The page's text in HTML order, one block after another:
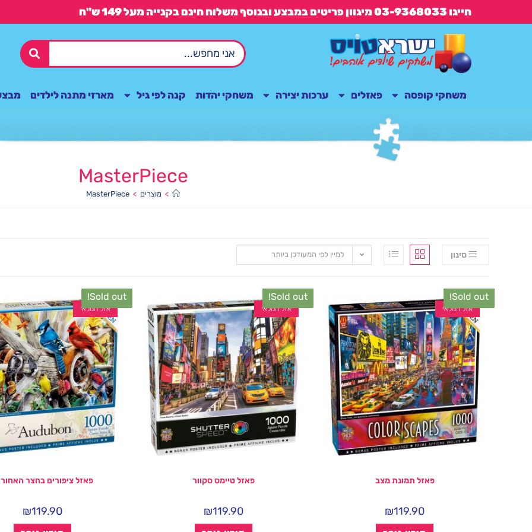
חייגו 03-9368033 מיגוון פריטים במבצע ובנוסף משלוח חינם בקנייה מעל 149 ש"ח
משחקי קופסה פאזלים ערכות יצירה משחקי יהדות קנה לפי גיל מארזי מתנה לילדים
MasterPiece
> מוצרים >
MasterPiece
סינון למיין לפי המעודכן ביותר
Sold out!
אזל המלאי
פאזל תמונת מצב
₪119.90
Sold out!
אזל המלאי
פאזל טיימס סקוור
₪119.90
Sold out!
אזל המלאי
פאזל ציפורים בחצר
₪119.90